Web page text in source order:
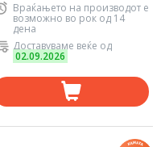
Враќањето на производот е
возможно во рок од 14
дена
Доставуваме веќе од
02.09.2026